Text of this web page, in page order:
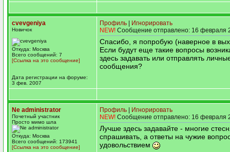
cvevgeniya
Новичок
Откуда: Москва
Всего сообщений: 7
[Ссылка на это сообщение]
Дата регистрации на форуме:
3 фев. 2007
Профиль
Игнорировать
NEW! Сообщение отправлено: 16 февраля
Спасибо, я попробую (наверное в
Если будут еще такие вопросы
здесь задавать или отправлять
сообщения?
Ne administrator
Почетный участник
Просто мимо шла
Откуда: Москва
Всего сообщений: 173941
[Ссылка на это сообщение]
Профиль
Игнорировать
NEW! Сообщение отправлено: 16 февраля
Лучше здесь задавайте - многие
спрашивать, а ответы на чужие
удовольствием